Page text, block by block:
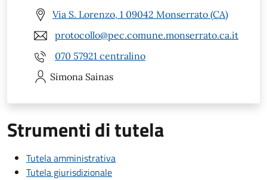
Via S. Lorenzo, 1 09042 Monserrato (CA)
protocollo@pec.comune.monserrato.ca.it
070 57921 centralino
Simona Sainas
Strumenti di tutela
Tutela amministrativa
Tutela giurisdizionale